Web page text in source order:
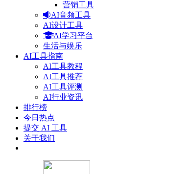
营销工具
AI音频工具
AI设计工具
AI学习平台
生活与娱乐
AI工具指南
AI工具教程
AI工具推荐
AI工具评测
AI行业资讯
排行榜
今日热点
提交 AI 工具
关于我们